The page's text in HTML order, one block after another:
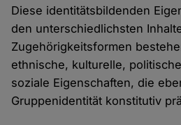
Diese identitätsbildenden
den unterschiedlichsten
Zugehörigkeitsformen
ethnische, kulturelle,
soziale Eigenschaften, die
Gruppenidentität konstitutiv